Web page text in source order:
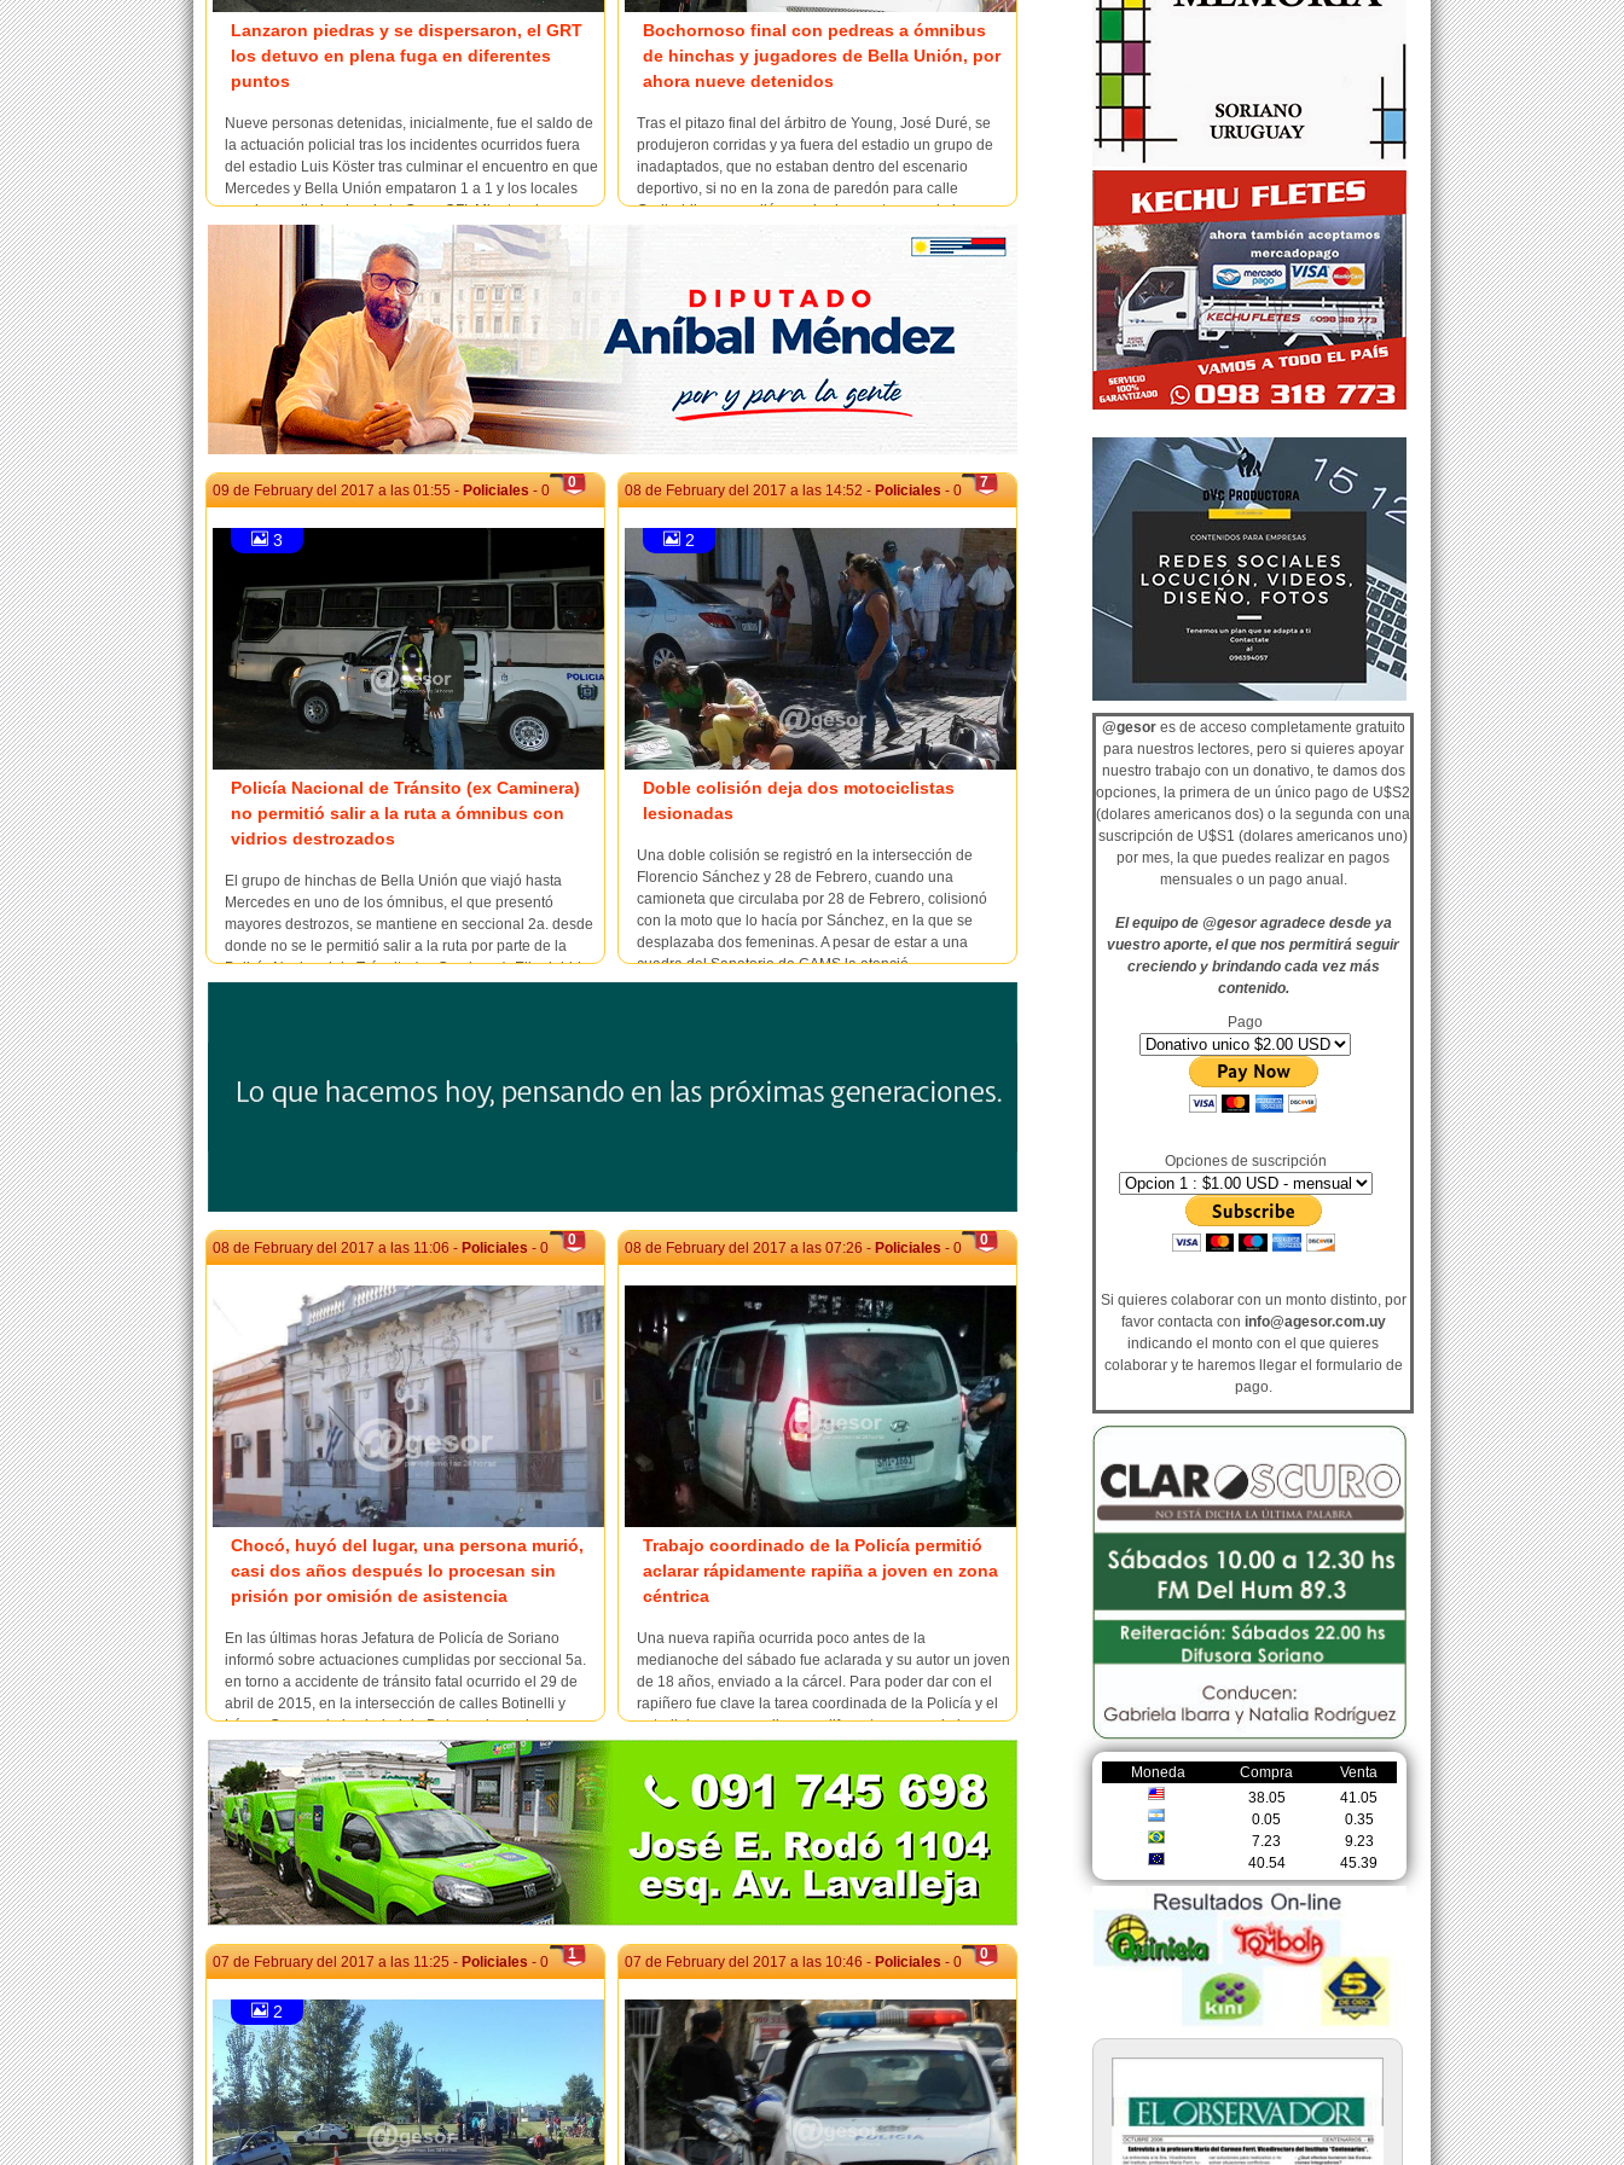
@gesores de acceso completamente gratuito
para nuestros lectores, pero si quieres apoyar
nuestro trabajo con un donativo, te damos dos
opciones, la primera de un único pago de U$S2
(dolares americanos dos) o la segunda con una
suscripción de U$S1 (dolares americanos uno)
por mes, la que puedes realizar en pagos
mensuales o un pago anual.
El equipo de @gesor agradece desde ya
vuestro aporte, el que nos permitirá seguir
creciendo y brindando cada vez más
contenido.
Pago
Opciones de suscripción
Si quieres colaborar con un monto distinto, por
favor contacta con info@agesor.com.uy
indicando el monto con el que quieres
colaborar y te haremos llegar el formulario de
pago.
Moneda Compra
Venta
38.05
41.05
0.05
0.35
7.23
9.23
40.54
45.39
Lanzaron piedras y se dispersaron, el GRT
los detuvo en plena fuga en diferentes
puntos
Nueve personas detenidas, inicialmente, fue el saldo de
la actuación policial tras los incidentes ocurridos fuera
del estadio Luis Köster tras culminar el encuentro en que
Mercedes y Bella Unión empataron 1 a 1 y los locales
quedaron eliminados de la Copa OFI. Mientras los
funcionarios policiales identificados con los ...
Bochornoso final con pedreas a ómnibus
de hinchas y jugadores de Bella Unión, por
ahora nueve detenidos
Tras el pitazo final del árbitro de Young, José Duré, se
produjeron corridas y ya fuera del estadio un grupo de
inadaptados, que no estaban dentro del escenario
deportivo, si no en la zona de paredón para calle
Garibaldi, emprendió a pedradas contra uno de los
0
09 de February del 2017 a las 01:55 - Policiales - 0
3
Policía Nacional de Tránsito (ex Caminera)
no permitió salir a la ruta a ómnibus con
vidrios destrozados
El grupo de hinchas de Bella Unión que viajó hasta
Mercedes en uno de los ómnibus, el que presentó
mayores destrozos, se mantiene en seccional 2a. desde
donde no se le permitió salir a la ruta por parte de la
Policía Nacional de Tránsito (ex Caminera). Ello debido
7
08 de February del 2017 a las 14:52 - Policiales - 0
2
Doble colisión deja dos motociclistas
lesionadas
Una doble colisión se registró en la intersección de
Florencio Sánchez y 28 de Febrero, cuando una
camioneta que circulaba por 28 de Febrero, colisionó
con la moto que lo hacía por Sánchez, en la que se
desplazaba dos femeninas. A pesar de estar a una
cuadra del Sanatorio de CAMS la atenció...
0
08 de February del 2017 a las 11:06 - Policiales - 0
Chocó, huyó del lugar, una persona murió,
casi dos años después lo procesan sin
prisión por omisión de asistencia
En las últimas horas Jefatura de Policía de Soriano
informó sobre actuaciones cumplidas por seccional 5a.
en torno a accidente de tránsito fatal ocurrido el 29 de
abril de 2015, en la intersección de calles Botinelli y
López Crespo de la ciudad de Dolores, lo cual se
informara oportunamente a travé...
0
08 de February del 2017 a las 07:26 - Policiales - 0
Trabajo coordinado de la Policía permitió
aclarar rápidamente rapiña a joven en zona
céntrica
Una nueva rapiña ocurrida poco antes de la
medianoche del sábado fue aclarada y su autor un joven
de 18 años, enviado a la cárcel. Para poder dar con el
rapiñero fue clave la tarea coordinada de la Policía y el
patrullaje que se realiza por diferentes zonas de la
ciudad. El hecho ocurrió a...
1
07 de February del 2017 a las 11:25 - Policiales - 0
2
0
07 de February del 2017 a las 10:46 - Policiales - 0